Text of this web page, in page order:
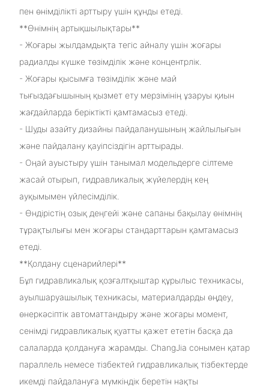
пен өнімділікті арттыру үшін құнды етеді.
**Өнімнің артықшылықтары**
- Жоғары жылдамдықта тегіс айналу үшін жоғары
радиалды күшке төзімділік және концентрлік.
- Жоғары қысымға төзімділік және май
тығыздағышының қызмет ету мерзімінің ұзаруы қиын
жағдайларда беріктікті қамтамасыз етеді.
- Шуды азайту дизайны пайдаланушының жайлылығын
және пайдалану қауіпсіздігін арттырады.
- Оңай ауыстыру үшін танымал модельдерге сілтеме
жасай отырып, гидравликалық жүйелердің кең
ауқымымен үйлесімділік.
- Өндірістің озық деңгейі және сапаны бақылау өнімнің
тұрақтылығы мен жоғары стандарттарын қамтамасыз
етеді.
**Қолдану сценарийлері**
Бұл гидравликалық қозғалтқыштар құрылыс техникасы,
ауылшаруашылық техникасы, материалдарды өңдеу,
өнеркәсіптік автоматтандыру және жоғары момент,
сенімді гидравликалық қуатты қажет ететін басқа да
салаларда қолдануға жарамды. ChangJia сонымен қатар
параллель немесе тізбектей гидравликалық тізбектерде
икемді пайдалануға мүмкіндік беретін нақты